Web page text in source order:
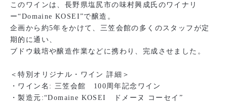
このワインは、長野県塩尻市の味村興成氏のワイナリ
ー“Domaine KOSEI”で醸造。
企画から約5年をかけて、三笠会館の多くのスタッフが定
期的に通い、
ブドウ栽培や醸造作業などに携わり、完成させました。
＜特別オリジナル・ワイン 詳細＞
・ワイン名: 三笠会館 100周年記念ワイン
・製造元:“Domaine KOSEI ドメーヌ コーセイ”